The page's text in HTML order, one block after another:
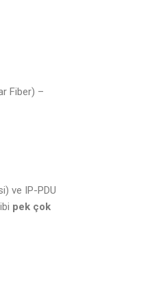
Fiber) –
ve IP-PDU
pek çok